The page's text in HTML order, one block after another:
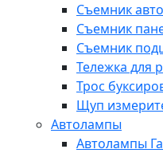
Съемник
Съемник
Съемник
Тележка для
Трос
Щуп
Автолампы
Автолампы